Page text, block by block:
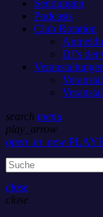
Sendungen
Podcasts
Club Rotation
DJ’s
search menu
play_arrow
open_in_new
close
close